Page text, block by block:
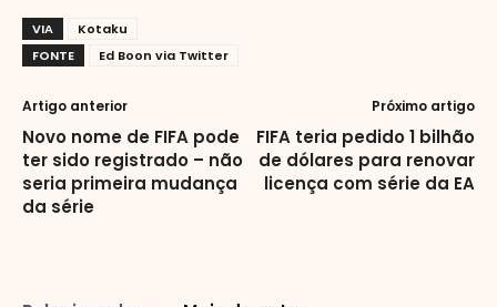
VIA
Kotaku
FONTE
Ed Boon via Twitter
Artigo anterior
Novo nome de FIFA pode
ter sido registrado – não
seria primeira mudança
da série
Próximo artigo
FIFA teria pedido 1 bilhão
de dólares para renovar
licença com série da EA